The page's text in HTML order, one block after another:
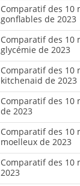
Comparatif des 10
gonflables de 2023
Comparatif des 10
glycémie de 2023
Comparatif des 10
kitchenaid de 2023
Comparatif des 10
de 2023
Comparatif des 10
moelleux de 2023
Comparatif des 10
2023